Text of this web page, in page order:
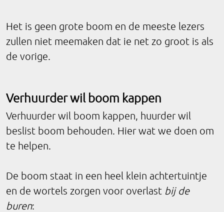
Het is geen grote boom en de meeste lezers
zullen niet meemaken dat ie net zo groot is als
de vorige.
Verhuurder wil boom kappen
Verhuurder wil boom kappen, huurder wil
beslist boom behouden. Hier wat we doen om
te helpen.
De boom staat in een heel klein achtertuintje
en de wortels zorgen voor overlast bij de
buren: